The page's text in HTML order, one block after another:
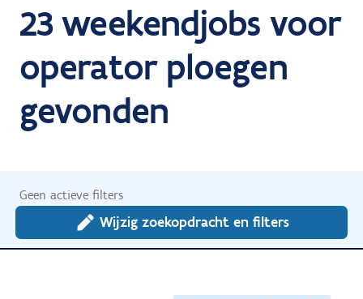
23 weekendjobs voor
operator ploegen
gevonden
Geen actieve filters
Wijzig zoekopdracht en filters